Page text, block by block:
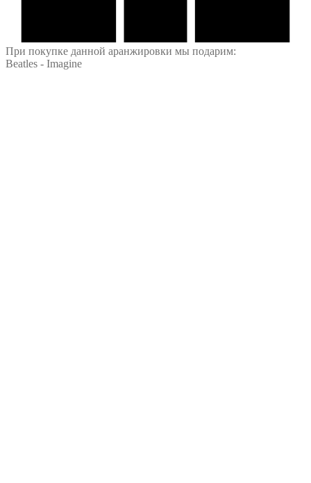
При покупке данной аранжировки мы подарим:
Beatles - Imagine